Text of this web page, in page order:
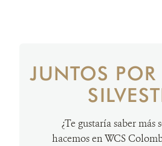
JUNTOS
¿Te gustaría saber más
hacemos en WCS